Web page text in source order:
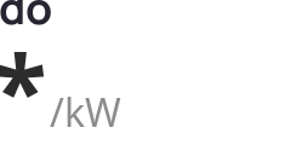
/kW